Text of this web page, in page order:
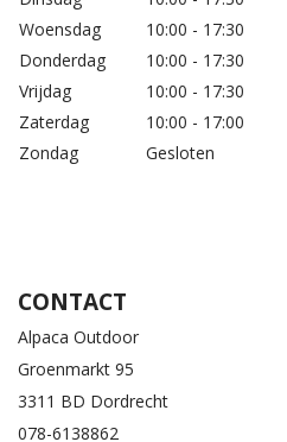
Woensdag
10:00 - 17:30
Donderdag
10:00 - 17:30
Vrijdag
10:00 - 17:30
Zaterdag
10:00 - 17:00
Zondag
Gesloten
CONTACT
Alpaca Outdoor
Groenmarkt 95
3311 BD Dordrecht
078-6138862